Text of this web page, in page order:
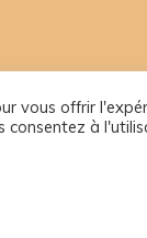
vous offrir
à